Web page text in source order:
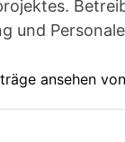
und
ansehen